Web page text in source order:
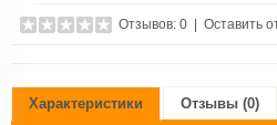
Отзывов: 0 Оставить
Характеристики Отзывы (0)